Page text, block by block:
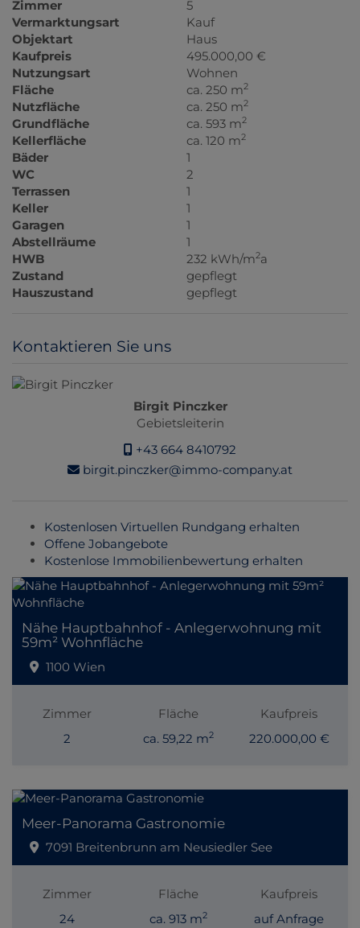
Zimmer
5
Vermarktungsart
Kauf
Objektart
Haus
Kaufpreis
495.000,00 €
Nutzungsart
Wohnen
Fläche
ca. 250 m2
Nutzfläche ca. 250 m2
Grundfläche ca. 593 m2
Kellerfläche ca. 120 m2
Bäder
1
WC
2
Terrassen
1
Keller
1
Garagen
1
Abstellräume
1
HWB
232 kWh/m2a
Zustand
gepflegt
Hauszustand
gepflegt
Kontaktieren Sie uns
Birgit Pinczker
Gebietsleiterin
+43 664 8410792
birgit.pinczker@immo-company.at
Kostenlosen Virtuellen Rundgang erhalten
Offene Jobangebote
Kostenlose Immobilienbewertung erhalten
Nähe Hauptbahnhof - Anlegerwohnung mit
59m² Wohnfläche
1100 Wien
Zimmer
2
Fläche
ca. 59,22 m2
Kaufpreis
220.000,00 €
Meer-Panorama Gastronomie
7091 Breitenbrunn am Neusiedler See
Zimmer
24
Fläche
ca. 913 m2
Kaufpreis
auf Anfrage